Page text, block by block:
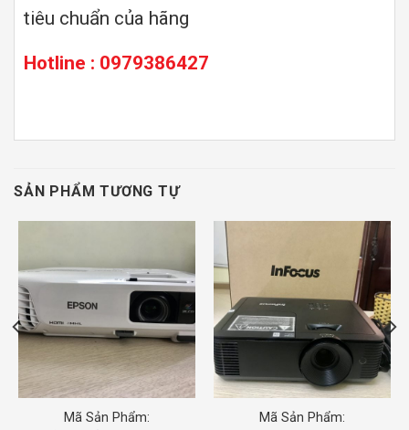
tiêu chuẩn của hãng
Hotline : 0979386427
SẢN PHẨM TƯƠNG TỰ
Mã Sản Phẩm:
Mã Sản Phẩm: